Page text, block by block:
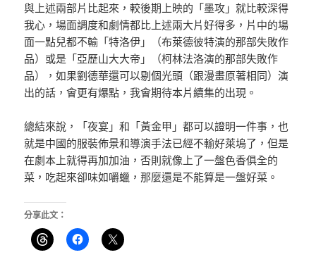
與上述兩部片比起來，較後期上映的「墨攻」就比較深得
我心，場面調度和劇情都比上述兩大片好得多，片中的場
面一點兒都不輸「特洛伊」（布萊德彼特演的那部失敗作
品）或是「亞歷山大大帝」（柯林法洛演的那部失敗作
品），如果劉德華還可以剔個光頭（跟漫畫原著相同）演
出的話，會更有爆點，我會期待本片續集的出現。
總結來說，「夜宴」和「黃金甲」都可以證明一件事，也
就是中國的服裝佈景和導演手法已經不輸好萊塢了，但是
在劇本上就得再加加油，否則就像上了一盤色香俱全的
菜，吃起來卻味如嚼蠟，那麼還是不能算是一盤好菜。
分享此文：